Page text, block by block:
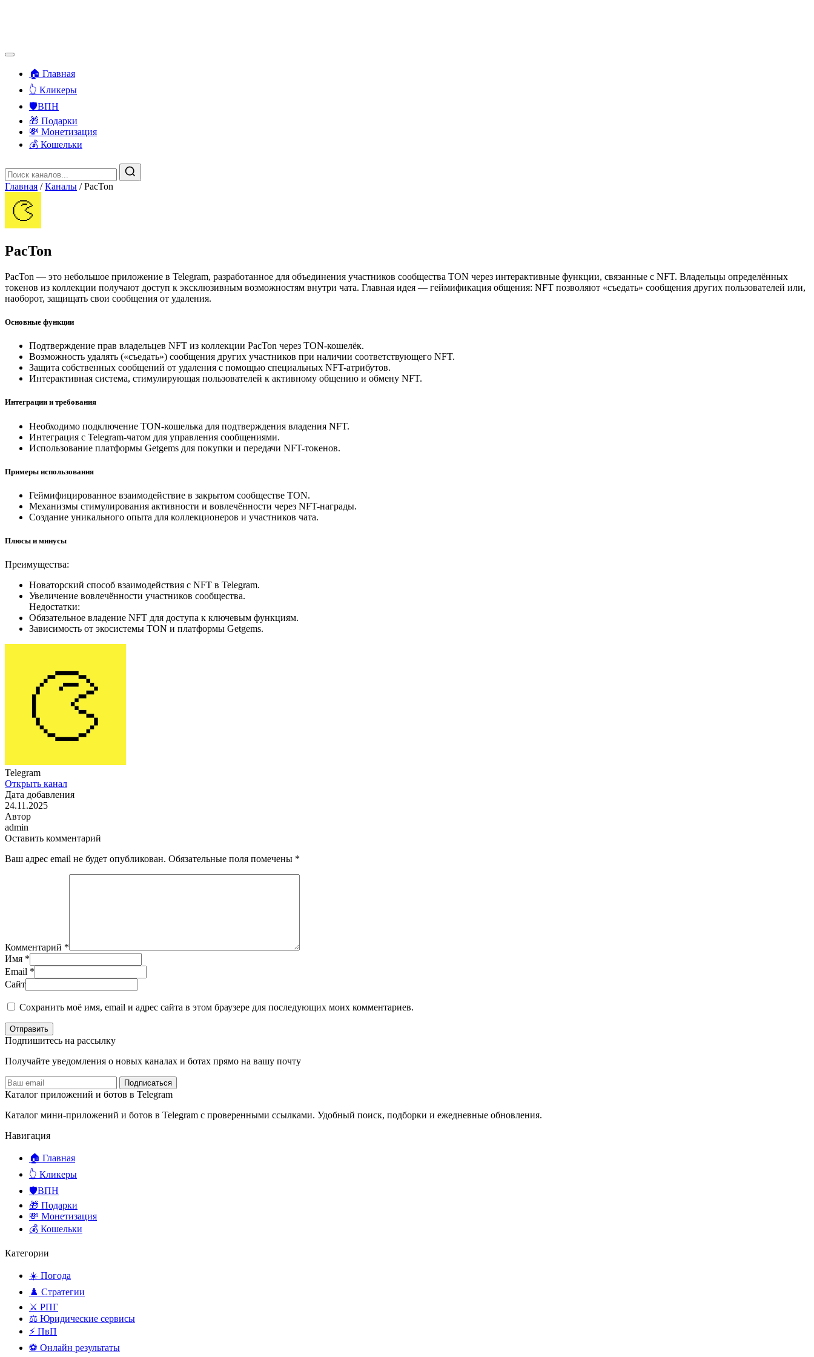
🏠 Главная
👆 Кликеры
🛡️ВПН
🎁 Подарки
💸 Монетизация
💰 Кошельки
Главная / Каналы / PacTon
PacTon
PacTon — это небольшое приложение в Telegram, разработанное для объединения участников сообщества TON через интерактивные функции, связанные с NFT. Владельцы определённых
токенов из коллекции получают доступ к эксклюзивным возможностям внутри чата. Главная идея — геймификация общения: NFT позволяют «съедать» сообщения других пользователей или,
наоборот, защищать свои сообщения от удаления.
Основные функции
Подтверждение прав владельцев NFT из коллекции PacTon через TON-кошелёк.
Возможность удалять («съедать») сообщения других участников при наличии соответствующего NFT.
Защита собственных сообщений от удаления с помощью специальных NFT-атрибутов.
Интерактивная система, стимулирующая пользователей к активному общению и обмену NFT.
Интеграции и требования
Необходимо подключение TON-кошелька для подтверждения владения NFT.
Интеграция с Telegram-чатом для управления сообщениями.
Использование платформы Getgems для покупки и передачи NFT-токенов.
Примеры использования
Геймифицированное взаимодействие в закрытом сообществе TON.
Механизмы стимулирования активности и вовлечённости через NFT-награды.
Создание уникального опыта для коллекционеров и участников чата.
Плюсы и минусы
Преимущества:
Новаторский способ взаимодействия с NFT в Telegram.
Увеличение вовлечённости участников сообщества.
Недостатки:
Обязательное владение NFT для доступа к ключевым функциям.
Зависимость от экосистемы TON и платформы Getgems.
Telegram
Открыть канал
Дата добавления
24.11.2025
Автор
admin
Оставить комментарий
Ваш адрес email не будет опубликован. Обязательные поля помечены *
Комментарий *
Имя *
Email *
Сайт
Сохранить моё имя, email и адрес сайта в этом браузере для последующих моих комментариев.
Отправить
Подпишитесь на рассылку
Получайте уведомления о новых каналах и ботаx прямо на вашу почту
Подписаться
Каталог приложений и ботов в Telegram
Каталог мини-приложений и ботов в Telegram с проверенными ссылками. Удобный поиск, подборки и ежедневные обновления.
Навигация
🏠 Главная
👆 Кликеры
🛡️ВПН
🎁 Подарки
💸 Монетизация
💰 Кошельки
Категории
☀️ Погода
♟️ Стратегии
⚔️ РПГ
⚖️ Юридические сервисы
⚡ ПвП
⚽ Онлайн результаты